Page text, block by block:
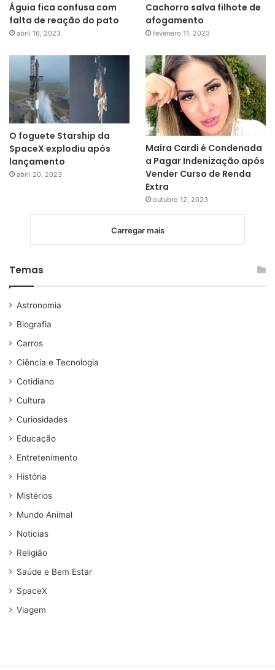
Águia fica confusa com
falta de reação do pato
abril 16, 2023
Cachorro salva filhote de
afogamento
fevereiro 11, 2023
O foguete Starship da
SpaceX explodiu após
lançamento
abril 20, 2023
Maíra Cardi é Condenada
a Pagar Indenização após
Vender Curso de Renda
Extra
outubro 12, 2023
Carregar mais
Temas
Astronomia
Biografia
Carros
Ciência e Tecnologia
Cotidiano
Cultura
Curiosidades
Educação
Entretenimento
História
Mistérios
Mundo Animal
Noticias
Religião
Saúde e Bem Estar
SpaceX
Viagem